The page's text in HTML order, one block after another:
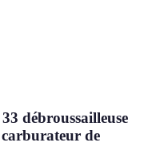
débroussailleuse
de